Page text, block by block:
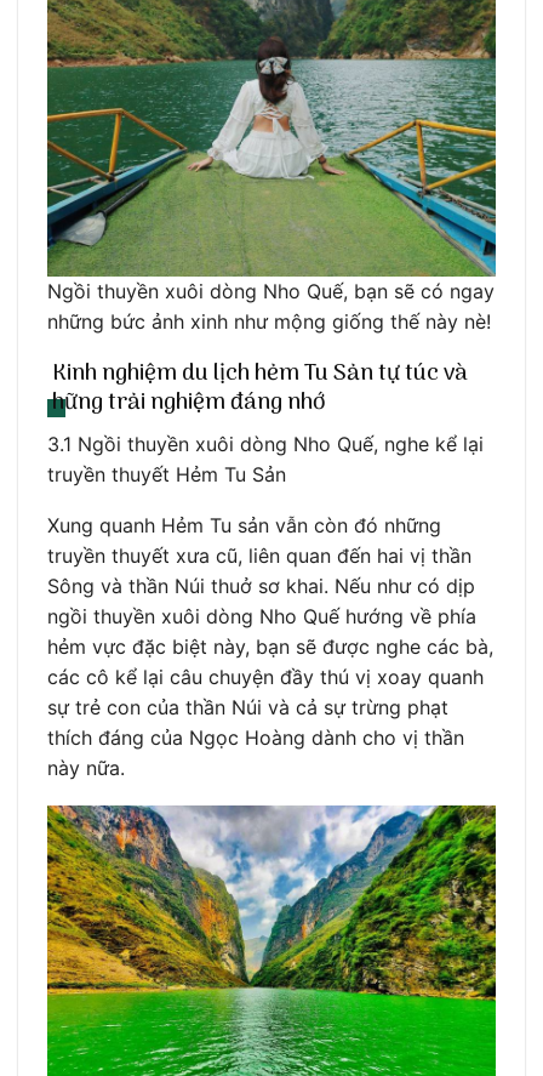
Ngồi thuyền xuôi dòng Nho Quế, bạn sẽ có ngay
những bức ảnh xinh như mộng giống thế này nè!
Kinh nghiệm du lịch hẻm Tu Sản tự túc và
hững trải nghiệm đáng nhớ
3.1 Ngồi thuyền xuôi dòng Nho Quế, nghe kể lại
truyền thuyết Hẻm Tu Sản
Xung quanh Hẻm Tu sản vẫn còn đó những
truyền thuyết xưa cũ, liên quan đến hai vị thần
Sông và thần Núi thuở sơ khai. Nếu như có dịp
ngồi thuyền xuôi dòng Nho Quế hướng về phía
hẻm vực đặc biệt này, bạn sẽ được nghe các bà,
các cô kể lại câu chuyện đầy thú vị xoay quanh
sự trẻ con của thần Núi và cả sự trừng phạt
thích đáng của Ngọc Hoàng dành cho vị thần
này nữa.